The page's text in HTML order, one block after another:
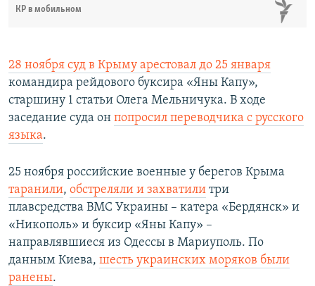
КР в мобильном
28 ноября суд в Крыму арестовал до 25 января
командира рейдового буксира «Яны Капу»,
старшину 1 статьи Олега Мельничука. В ходе
заседание суда он попросил переводчика с русского
языка.
25 ноября российские военные у берегов Крыма
таранили, обстреляли и захватили три
плавсредства ВМС Украины – катера «Бердянск» и
«Никополь» и буксир «Яны Капу» –
направлявшиеся из Одессы в Мариуполь. По
данным Киева, шесть украинских моряков были
ранены.